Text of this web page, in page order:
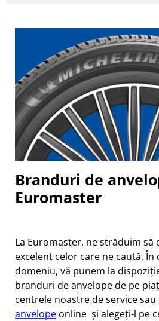
Anvelope cu cameră de
Branduri de
Euromaster
La Euromaster, ne străduim să
excelent celor care ne caută.
domeniu, vă punem la
branduri de anvelope de pe
centrele noastre de service sau
anvelope online și alegeți-l pe